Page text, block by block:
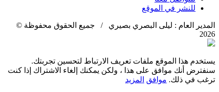
للنشر في الموقع
المدير العام : ليلى البصري بصيري / جميع الحقوق محفوظة ©
2026
يستخدم هذا الموقع ملفات تعريف الارتباط لتحسين تجربتك.
سنفترض أنك موافق على هذا ، ولكن يمكنك إلغاء الاشتراك إذا كنت
ترغب في ذلك. موافق المزيد